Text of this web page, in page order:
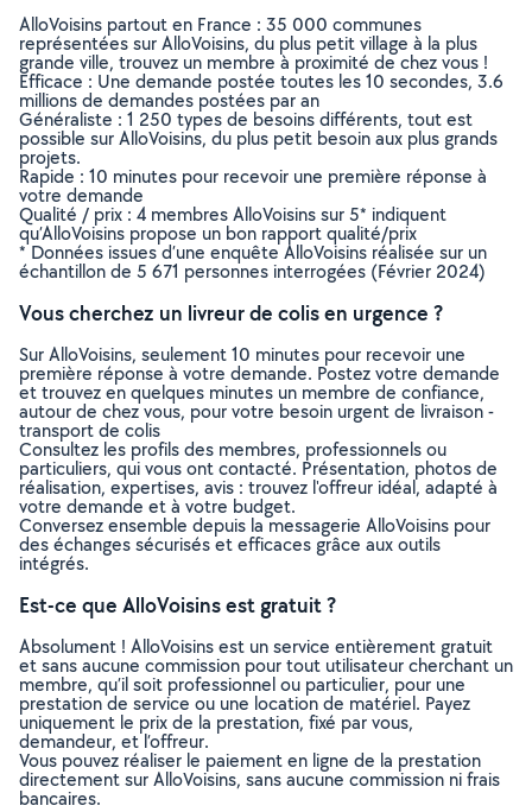
AlloVoisins partout en France : 35 000 communes
représentées sur AlloVoisins, du plus petit village à la plus
grande ville, trouvez un membre à proximité de chez vous !
Efficace : Une demande postée toutes les 10 secondes, 3.6
millions de demandes postées par an
Généraliste : 1 250 types de besoins différents, tout est
possible sur AlloVoisins, du plus petit besoin aux plus grands
projets.
Rapide : 10 minutes pour recevoir une première réponse à
votre demande
Qualité / prix : 4 membres AlloVoisins sur 5* indiquent
qu’AlloVoisins propose un bon rapport qualité/prix
* Données issues d’une enquête AlloVoisins réalisée sur un
échantillon de 5 671 personnes interrogées (Février 2024)
Vous cherchez un livreur de colis en urgence ?
Sur AlloVoisins, seulement 10 minutes pour recevoir une
première réponse à votre demande. Postez votre demande
et trouvez en quelques minutes un membre de confiance,
autour de chez vous, pour votre besoin urgent de livraison -
transport de colis
Consultez les profils des membres, professionnels ou
particuliers, qui vous ont contacté. Présentation, photos de
réalisation, expertises, avis : trouvez l'offreur idéal, adapté à
votre demande et à votre budget.
Conversez ensemble depuis la messagerie AlloVoisins pour
des échanges sécurisés et efficaces grâce aux outils
intégrés.
Est-ce que AlloVoisins est gratuit ?
Absolument ! AlloVoisins est un service entièrement gratuit
et sans aucune commission pour tout utilisateur cherchant un
membre, qu’il soit professionnel ou particulier, pour une
prestation de service ou une location de matériel. Payez
uniquement le prix de la prestation, fixé par vous,
demandeur, et l’offreur.
Vous pouvez réaliser le paiement en ligne de la prestation
directement sur AlloVoisins, sans aucune commission ni frais
bancaires.